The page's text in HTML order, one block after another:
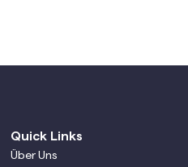
Quick Links
Über Uns